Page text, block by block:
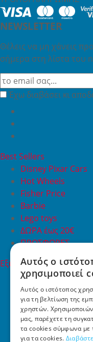
NEWSLETTER
Θέλεις να μη χάνεις
σήμερα στη λίστα του
Έχω διαβάσει κι
Best Sellers
Disney Pixar Cars
Hot Wheels
Fisher Price
Barbie
Lego toys
ΔΩΡΑ έως 20€
ΠΡΟΣΦΟΡΕΣ
Εξυπηρέτηση Πελατών
Εξυπηρέτηση
Συχνές ερωτήσεις
Όροι χρήσης
Τρόποι Πληρωμής
Επιστροφές
Επικοινωνία
Αυτός ο
χρησιμοποιεί
Αυτός ο ιστότοπος
για τη βελτίωση της
χρηστών.
μας, παρέχετε τη
τα cookies σύμφωνα με
για τα cookies.